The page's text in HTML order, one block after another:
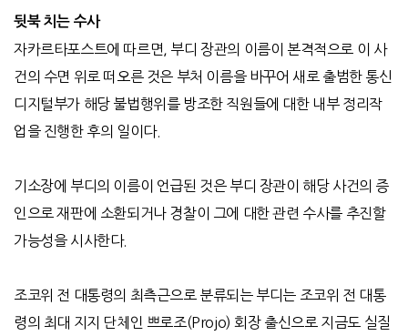
뒷북 치는 수사
자카르타포스트에 따르면
부디 장관의 이름이 본격적으로 이 사
건의 수면 위로 떠오른 것은 부처 이름을 바꾸어 새로 출범한 통신
디지털부가 해당 불법행위를 방조한 직원들에 대한 내부 정리작
업을 진행한 후의 일이다.
기소장에 부디의 이름이 언급된 것은 부디 장관이 해당 사건의 증
인으로 재판에 소환되거나 경찰이 그에 대한 관련 수사를 추진할
가능성을 시사한다.
조코위 전 대통령의 최측근으로 분류되는 부디는 조코위 전 대통
령의 최대 지지 단체인 쁘로조(Projo) 회장 출신으로 지금도 실질